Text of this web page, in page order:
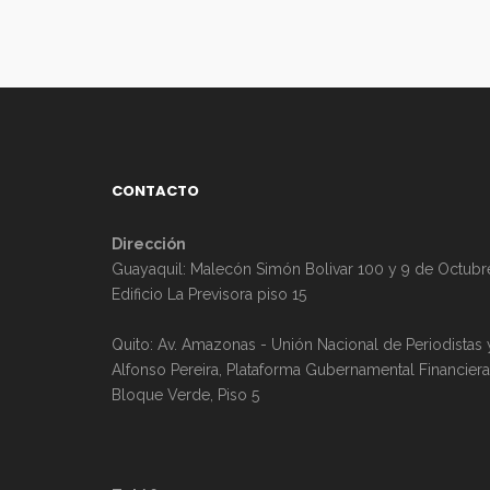
CONTACTO
Dirección
Guayaquil: Malecón Simón Bolivar 100 y 9 de
Edificio La Previsora piso 15
Quito: Av. Amazonas - Unión Nacional de Periodistas
Alfonso Pereira, Plataforma Gubernamental Financiera,
Bloque Verde, Piso 5